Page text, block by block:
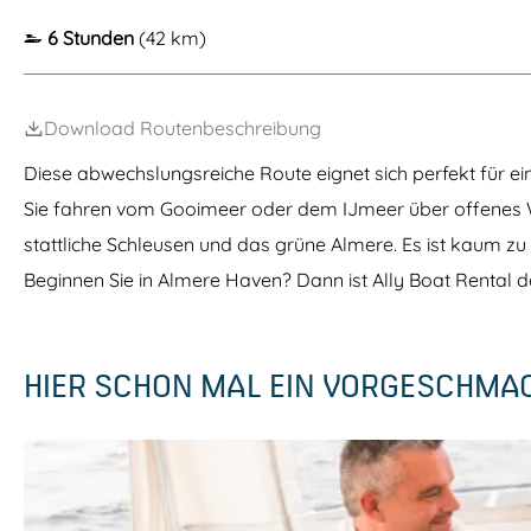
6 Stunden (42 km)
Download Routenbeschreibung
Diese abwechslungsreiche Route eignet sich perfekt für
Sie fahren vom Gooimeer oder dem IJmeer über offenes
stattliche Schleusen und das grüne Almere. Es ist kaum
Beginnen Sie in Almere Haven? Dann ist Ally Boat Rental
HIER SCHON MAL EIN